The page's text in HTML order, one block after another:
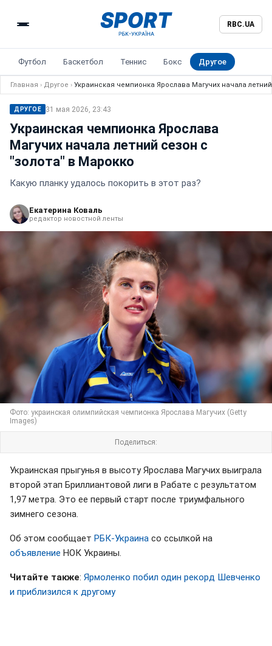
RBC.UA
Футбол Баскетбол Теннис Бокс Другое
Главная › Другое › Украинская чемпионка Ярослава Магучих начала
ДРУГОЕ 31 мая 2026, 23:43
Украинская чемпионка Ярослава
Магучих начала летний сезон с
"золота" в Марокко
Какую планку удалось покорить в этот раз?
Екатерина Коваль
редактор новостной ленты
Фото: украинская олимпийская чемпионка Ярослава Магучих (Getty
Images)
Поделиться:
Украинская прыгунья в высоту Ярослава Магучих выиграла
второй этап Бриллиантовой лиги в Рабате с результатом
1,97 метра. Это ее первый старт после триумфального
зимнего сезона.
Об этом сообщает РБК-Украина со ссылкой на
объявление НОК Украины.
Читайте также: Ярмоленко побил один рекорд Шевченко
и приблизился к другому